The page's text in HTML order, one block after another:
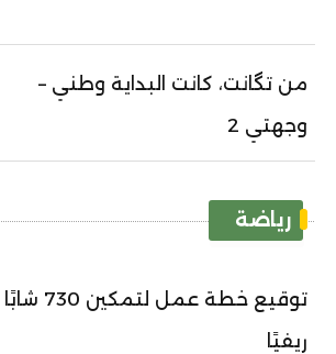
من تگانت، كانت البداية وطني –
وجهتي 2
رياضة
توقيع خطة عمل لتمكين 730 شابًا
ريفيًا